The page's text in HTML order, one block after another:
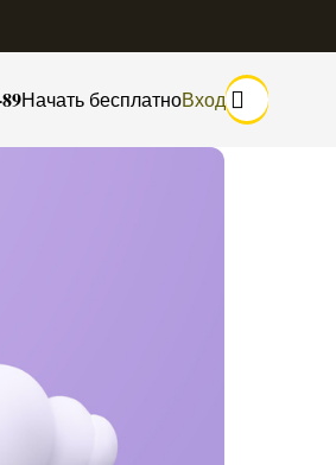
Начать бесплатноВход